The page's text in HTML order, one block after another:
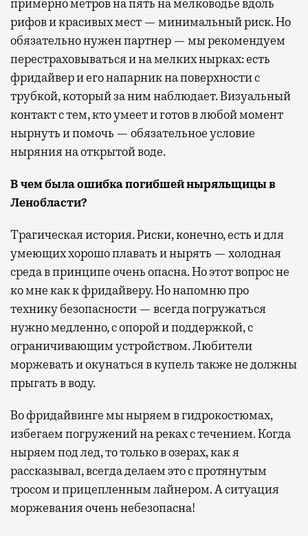
примерно метров на пять на мелководье вдоль
рифов и красивых мест — минимальный риск. Но
обязательно нужен партнер — мы рекомендуем
перестраховываться и на мелких нырках: есть
фридайвер и его напарник на поверхности с
трубкой, который за ним наблюдает. Визуальный
контакт с тем, кто умеет и готов в любой момент
нырнуть и помочь — обязательное условие
ныряния на открытой воде.
В чем была ошибка погибшей ныряльщицы в
Ленобласти?
Трагическая история. Риски, конечно, есть и для
умеющих хорошо плавать и нырять — холодная
среда в принципе очень опасна. Но этот вопрос не
ко мне как к фридайверу. Но напомню про
технику безопасности — всегда погружаться
нужно медленно, с опорой и поддержкой, с
ограничивающим устройством. Любители
моржевать и окунаться в купель также не должны
прыгать в воду.
Во фридайвинге мы ныряем в гидрокостюмах,
избегаем погружений на реках с течением. Когда
ныряем под лед, то только в озерах, как я
рассказывал, всегда делаем это с протянутым
тросом и прицепленным лайнером. А ситуация
моржевания очень небезопасна!